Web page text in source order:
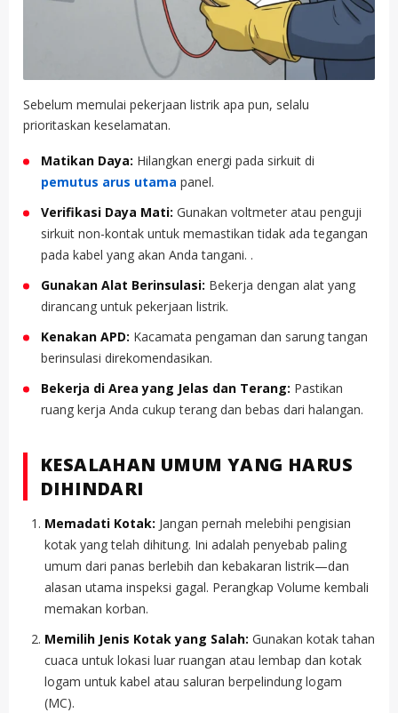
Sebelum memulai pekerjaan listrik apa pun, selalu
prioritaskan keselamatan.
Matikan Daya: Hilangkan energi pada sirkuit di
pemutus arus utama panel.
Verifikasi Daya Mati: Gunakan voltmeter atau penguji
sirkuit non-kontak untuk memastikan tidak ada tegangan
pada kabel yang akan Anda tangani. .
Gunakan Alat Berinsulasi: Bekerja dengan alat yang
dirancang untuk pekerjaan listrik.
Kenakan APD: Kacamata pengaman dan sarung tangan
berinsulasi direkomendasikan.
Bekerja di Area yang Jelas dan Terang: Pastikan
ruang kerja Anda cukup terang dan bebas dari halangan.
KESALAHAN UMUM YANG HARUS
DIHINDARI
Memadati Kotak: Jangan pernah melebihi pengisian
kotak yang telah dihitung. Ini adalah penyebab paling
umum dari panas berlebih dan kebakaran listrik—dan
alasan utama inspeksi gagal. Perangkap Volume kembali
memakan korban.
Memilih Jenis Kotak yang Salah: Gunakan kotak tahan
cuaca untuk lokasi luar ruangan atau lembap dan kotak
logam untuk kabel atau saluran berpelindung logam
(MC).